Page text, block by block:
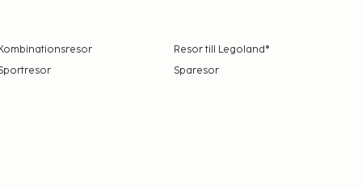
Resor till Legoland®
Sparesor